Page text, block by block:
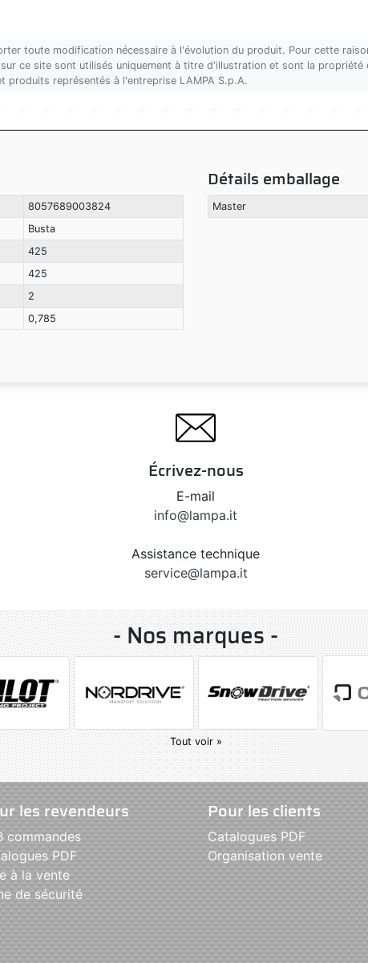
toute modification nécessaire à l'évolution du produit. Pour cette
ce site sont utilisés uniquement à titre d'illustration et sont la
produits représentés à l'entreprise LAMPA S.p.A.
8057689003824
Busta
425
425
2
0,785
Détails emballage
Master
Écrivez-nous
E-mail
info@lampa.it
Assistance technique
service@lampa.it
- Nos marques -
Tout voir »
les revendeurs
commandes
PDF
à la vente
de sécurité
Pour les clients
Catalogues PDF
Organisation vente